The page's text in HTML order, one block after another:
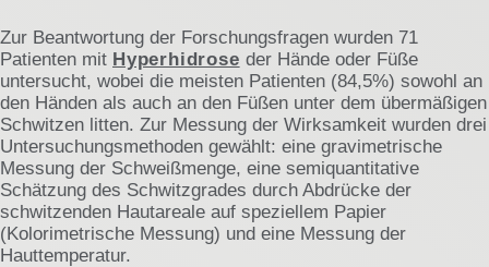
Zur Beantwortung der Forschungsfragen wurden 71
Patienten mit Hyperhidrose der Hände oder Füße
untersucht, wobei die meisten Patienten (84,5%) sowohl an
den Händen als auch an den Füßen unter dem übermäßigen
Schwitzen litten. Zur Messung der Wirksamkeit wurden drei
Untersuchungsmethoden gewählt: eine gravimetrische
Messung der Schweißmenge, eine semiquantitative
Schätzung des Schwitzgrades durch Abdrücke der
schwitzenden Hautareale auf speziellem Papier
(Kolorimetrische Messung) und eine Messung der
Hauttemperatur.